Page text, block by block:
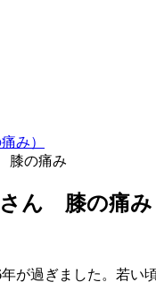
み）
の痛み
ん 膝の痛み
が過ぎました。若い